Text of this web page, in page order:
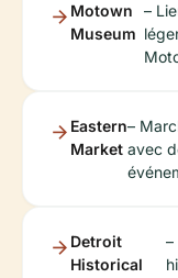
Motown
Museum
–
Eastern
Market
–
avec
Detroit
Historical